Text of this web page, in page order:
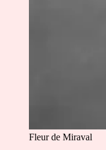
Fleur de Miraval